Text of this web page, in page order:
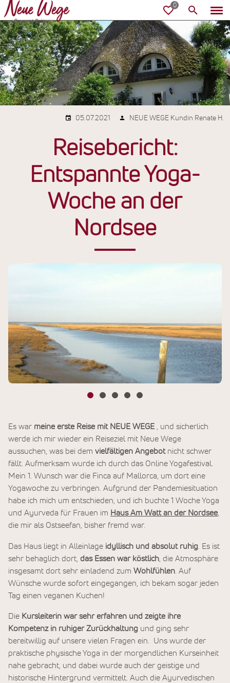
05.07.2021 NEUE WEGE Kundin Renate H.
Reisebericht:
Entspannte Yoga-
Woche an der
Nordsee
Es war meine erste Reise mit NEUE WEGE , und sicherlich
werde ich mir wieder ein Reiseziel mit Neue Wege
aussuchen, was bei dem vielfältigen Angebot nicht schwer
fällt. Aufmerksam wurde ich durch das Online Yogafestival.
Mein 1. Wunsch war die Finca auf Mallorca, um dort eine
Yogawoche zu verbringen. Aufgrund der Pandemiesituation
habe ich mich um entschieden, und ich buchte 1 Woche Yoga
und Ayurveda für Frauen im Haus Am Watt an der Nordsee,
die mir als Ostseefan, bisher fremd war.
Das Haus liegt in Alleinlage idyllisch und absolut ruhig . Es ist
sehr behaglich dort, das Essen war köstlich , die Atmosphäre
insgesamt dort sehr einladend zum Wohlfühlen . Auf
Wünsche wurde sofort eingegangen, ich bekam sogar jeden
Tag einen veganen Kuchen!
Die Kursleiterin war sehr erfahren und zeigte ihre
Kompetenz in ruhiger Zurückhaltung und ging sehr
bereitwillig auf unsere vielen Fragen ein. Uns wurde der
praktische physische Yoga in der morgendlichen Kurseinheit
nahe gebracht, und dabei wurde auch der geistige und
historische Hintergrund vermittelt. Auch die Ayurvedischen